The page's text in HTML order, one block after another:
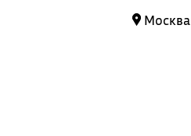
Москва